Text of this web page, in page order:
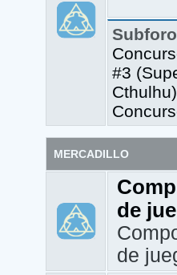
#3
Cthulhu)
MERCADILLO
de
de